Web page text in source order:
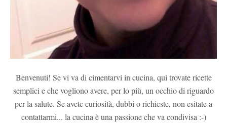
Benvenuti! Se vi va di cimentarvi in cucina, qui trovate ricette
semplici e che vogliono avere, per lo più, un occhio di riguardo
per la salute. Se avete curiosità, dubbi o richieste, non esitate a
contattarmi... la cucina è una passione che va condivisa :-)